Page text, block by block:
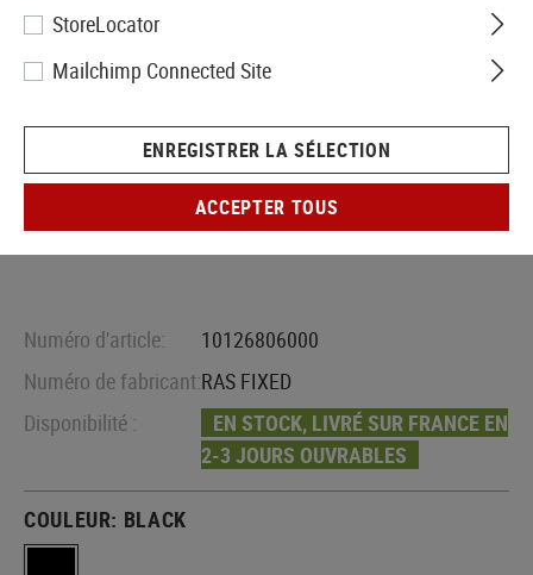
Numéro d'article:
10126806000
Numéro de fabricant:RAS FIXED
Disponibilité :
EN STOCK, LIVRÉ SUR FRANCE EN
2-3 JOURS OUVRABLES
COULEUR: BLACK
StoreLocator
Mailchimp Connected Site
ENREGISTRER LA SÉLECTION
ACCEPTER TOUS